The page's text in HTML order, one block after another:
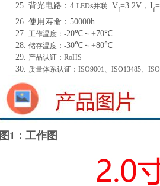
25. 背光电路： 4 LEDs并联 Vf=3.2V ， If=
26. 使用寿命： 50000h
27.
工作温度： -20℃～+70℃
28. 储存温度： -30℃～+80℃
29.
产品认证： RoHS
30. 质量体系认证： ISO9001、ISO13485、
图1：工作图